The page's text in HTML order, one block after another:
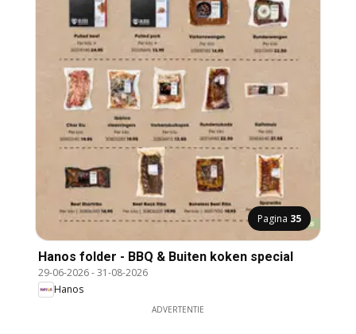
Pagina 35
Hanos folder - BBQ & Buiten koken special
29-06-2026-31-08-2026
Hanos
ADVERTENTIE